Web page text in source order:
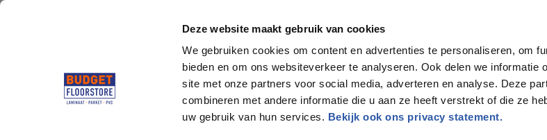
Deze website maakt gebruik van cookies
We gebruiken cookies om content en advertenties te personaliseren, om
bieden en om ons websiteverkeer te analyseren. Ook delen we informatie
site met onze partners voor social media, adverteren en analyse. Deze
combineren met andere informatie die u aan ze heeft verstrekt of die ze
uw gebruik van hun services. Bekijk ook ons privacy statement.